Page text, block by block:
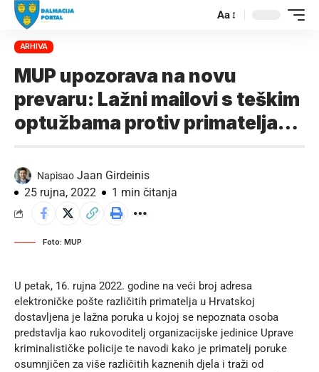
Aa
ARHIVA
MUP upozorava na novu
prevaru: Lažni mailovi s teškim
optužbama protiv primatelja…
Napisao Jaan Girdeinis
25 rujna, 2022
1 min čitanja
Foto: MUP
U petak, 16. rujna 2022. godine na veći broj adresa
elektroničke pošte različitih primatelja u Hrvatskoj
dostavljena je lažna poruka u kojoj se nepoznata osoba
predstavlja kao rukovoditelj organizacijske jedinice Uprave
kriminalističke policije te navodi kako je primatelj poruke
osumnjičen za više različitih kaznenih djela i traži od